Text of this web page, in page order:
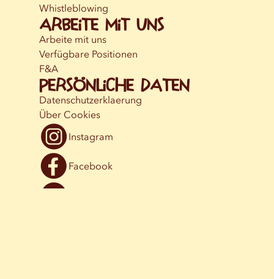
Whistleblowing
Arbeite mit uns
Arbeite mit uns
Verfügbare Positionen
F&A
Persönliche Daten
Datenschutzerklaerung
Über Cookies
Instagram
Facebook